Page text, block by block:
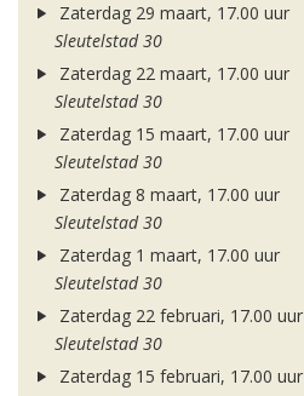
Zaterdag 29 maart, 17.00 uur
Sleutelstad 30
Zaterdag 22 maart, 17.00 uur
Sleutelstad 30
Zaterdag 15 maart, 17.00 uur
Sleutelstad 30
Zaterdag 8 maart, 17.00 uur
Sleutelstad 30
Zaterdag 1 maart, 17.00 uur
Sleutelstad 30
Zaterdag 22 februari, 17.00 uur
Sleutelstad 30
Zaterdag 15 februari, 17.00 uur